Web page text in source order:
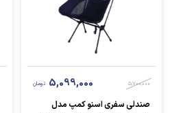
5,700,000
5,099,000 تومان
صندلی سفری اسنو کمپ مدل